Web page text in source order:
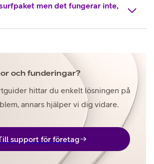
men det fungerar inte,
och funderingar?
hittar du enkelt lösningen på
annars hjälper vi dig vidare.
support för företag